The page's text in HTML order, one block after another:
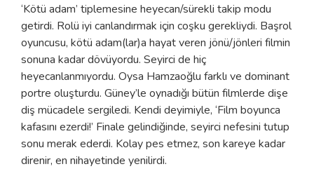
‘Kötü adam’ tiplemesine heyecan/sürekli takip modu
getirdi. Rolü iyi canlandırmak için coşku gerekliydi. Başrol
oyuncusu, kötü adam(lar)a hayat veren jönü/jönleri filmin
sonuna kadar dövüyordu. Seyirci de hiç
heyecanlanmıyordu. Oysa Hamzaoğlu farklı ve dominant
portre oluşturdu. Güney’le oynadığı bütün filmlerde dişe
diş mücadele sergiledi. Kendi deyimiyle, ‘Film boyunca
kafasını ezerdi!’ Finale gelindiğinde, seyirci nefesini tutup
sonu merak ederdi. Kolay pes etmez, son kareye kadar
direnir, en nihayetinde yenilirdi.